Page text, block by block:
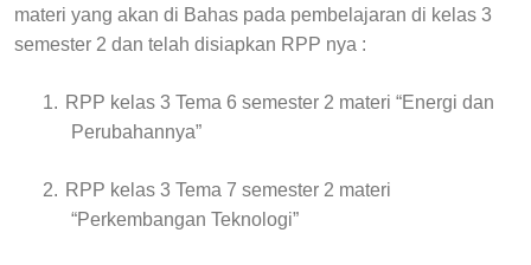
materi yang akan di Bahas pada pembelajaran di kelas 3
semester 2 dan telah disiapkan RPP nya :
1. RPP kelas 3 Tema 6 semester 2 materi “Energi dan
Perubahannya”
2. RPP kelas 3 Tema 7 semester 2 materi
“Perkembangan Teknologi”